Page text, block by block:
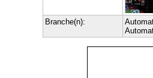
Branche(n):